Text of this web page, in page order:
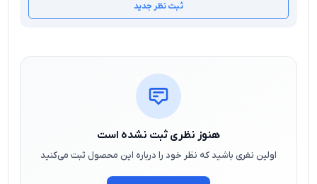
ثبت نظر جدید
هنوز نظری ثبت نشده است
اولین نفری باشید که نظر خود را درباره این محصول ثبت می‌کنید